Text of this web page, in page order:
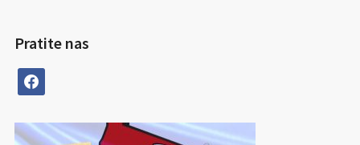
Pratite nas
facebook